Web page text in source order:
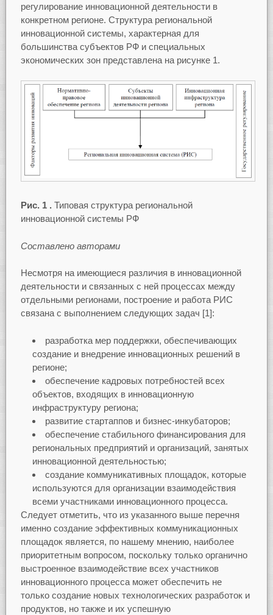
регулирование инновационной деятельности в
конкретном регионе. Структура региональной
инновационной системы, характерная для
большинства субъектов РФ и специальных
экономических зон представлена на рисунке 1.
Рис. 1 .Типовая структура региональной
инновационной системы РФ
Составлено авторами
Несмотря на имеющиеся различия в инновационной
деятельности и связанных с ней процессах между
отдельными регионами, построение и работа РИС
связана с выполнением следующих задач [1]:
разработка мер поддержки, обеспечивающих
создание и внедрение инновационных решений в
регионе;
обеспечение кадровых потребностей всех
объектов, входящих в инновационную
инфраструктуру региона;
развитие стартаппов и бизнес-инкубаторов;
обеспечение стабильного финансирования для
региональных предприятий и организаций, занятых
инновационной деятельностью;
создание коммуникативных площадок, которые
используются для организации взаимодействия
всеми участниками инновационного процесса.
Следует отметить, что из указанного выше перечня
именно создание эффективных коммуникационных
площадок является, по нашему мнению, наиболее
приоритетным вопросом, поскольку только органично
выстроенное взаимодействие всех участников
инновационного процесса может обеспечить не
только создание новых технологических разработок и
продуктов, но также и их успешную